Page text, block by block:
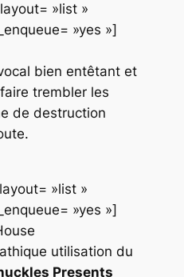
»list »
»yes »]
bien entêtant et
trembler les
de destruction
»list »
»yes »]
utilisation du
Presents